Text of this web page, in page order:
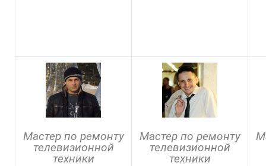
Мастер по ремонту
телевизионной
техники
Мастер по ремонту
телевизионной
техники